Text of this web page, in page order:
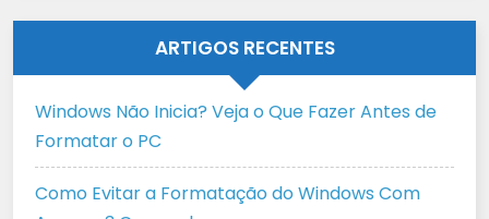
ARTIGOS RECENTES
Windows Não Inicia? Veja o Que Fazer Antes de
Formatar o PC
Como Evitar a Formatação do Windows Com